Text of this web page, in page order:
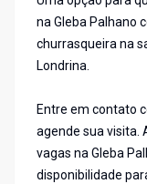
na Gleba Palhano
churrasqueira na
Londrina.
Entre em contato
agende sua visita.
vagas na Gleba
disponibilidade